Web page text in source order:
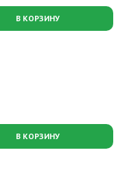
В КОРЗИНУ
В КОРЗИНУ